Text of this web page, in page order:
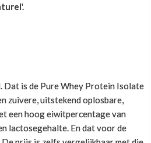
'.
Dat is de Pure Whey Protein Isolate
zuivere, uitstekend oplosbare,
een hoog eiwitpercentage van
lactosegehalte. En dat voor de
it for more that 2 years.
stevia, precies wat ik wou.
een proteïne pannenkoekje of
1